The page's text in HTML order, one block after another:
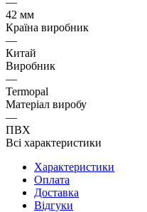
42 мм
Країна виробник
—
Китай
Виробник
—
Termopal
Матеріал виробу
—
ПВХ
Всі характеристики
Характеристики
Оплата
Доставка
Відгуки